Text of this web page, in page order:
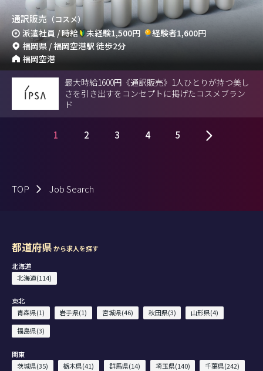
通訳販売 （コスメ）
派遣社員 / 時給 未経験1,500円
経験者1,600円
福岡県 / 福岡空港駅 徒歩2分
福岡空港
最大時給1600円《通訳販売》1人ひとりが持つ美し
さを引き出すをコンセプトに掲げたコスメブラン
ド
1 2 3 4 5
TOP Job Search
都道府県から求人を探す
北海道
北海道(114)
東北
青森県(1)
岩手県(1) 宮城県(46) 秋田県(3)
山形県(4)
福島県(3)
関東
茨城県(35)
栃木県(41) 群馬県(14) 埼玉県(140)
千葉県(242)